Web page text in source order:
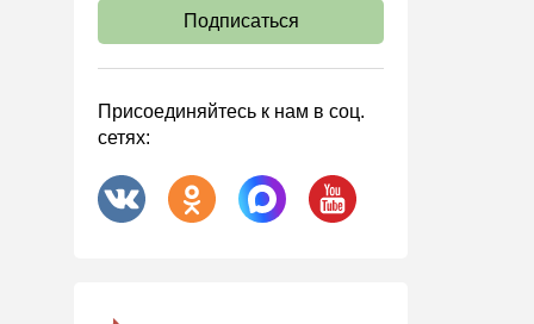
Налоговая система РФ
Налоговое планирование
Договоры
АО
Подписаться
Присоединяйтесь к нам в соц.
сетях: